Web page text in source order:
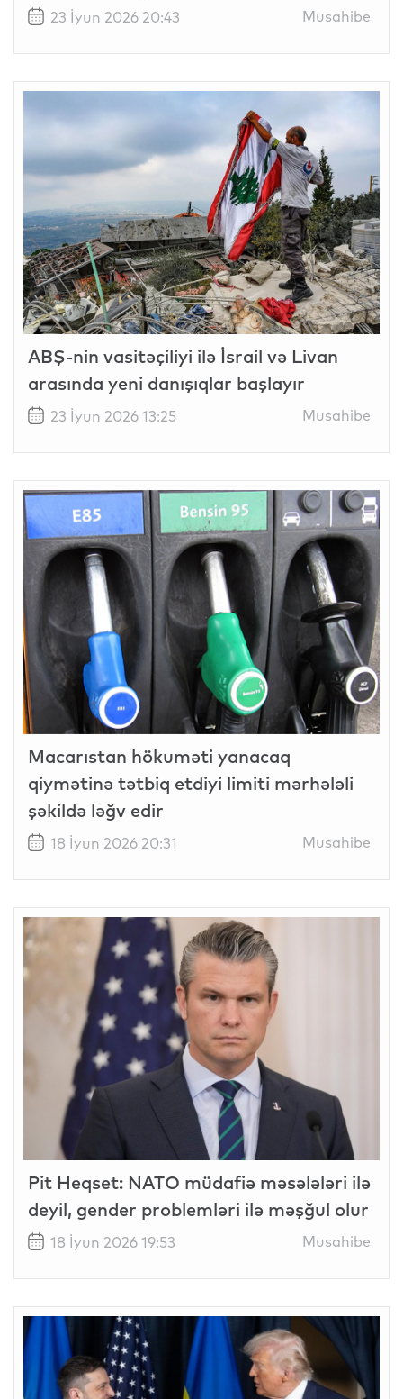
23 İyun 2026 20:43 Musahibe
ABŞ-nin vasitəçiliyi ilə İsrail və Livan
arasında yeni danışıqlar başlayır
23 İyun 2026 13:25 Musahibe
Macarıstan hökuməti yanacaq
qiymətinə tətbiq etdiyi limiti mərhələli
şəkildə ləğv edir
18 İyun 2026 20:31 Musahibe
Pit Heqset: NATO müdafiə məsələləri ilə
deyil, gender problemləri ilə məşğul olur
18 İyun 2026 19:53 Musahibe